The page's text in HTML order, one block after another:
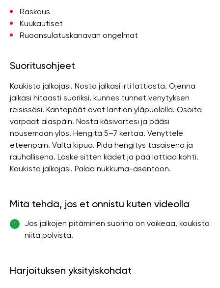
Raskaus
Kuukautiset
Ruoansulatuskanavan ongelmat
Suoritusohjeet
Koukista jalkojasi. Nosta jalkasi irti lattiasta. Ojenna
jalkasi hitaasti suoriksi, kunnes tunnet venytyksen
reisissäsi. Kantapäät ovat lantion yläpuolella. Osoita
varpaat alaspäin. Nosta käsivartesi ja pääsi
nousemaan ylös. Hengitä 5–7 kertaa. Venyttele
eteenpäin. Vältä kipua. Pidä hengitys tasaisena ja
rauhallisena. Laske sitten kädet ja pää lattiaa kohti.
Koukista jalkojasi. Palaa nukkuma-asentoon.
Mitä tehdä, jos et onnistu kuten videolla
1
Jos jalkojen pitäminen suorina on vaikeaa, koukista
niitä polvista.
Harjoituksen yksityiskohdat